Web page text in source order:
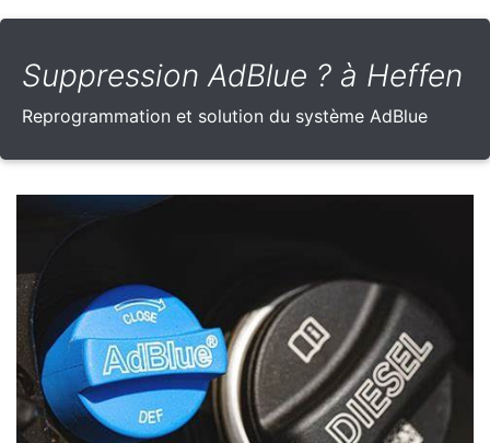
Suppression AdBlue ? à Heffen
Reprogrammation et solution du système AdBlue